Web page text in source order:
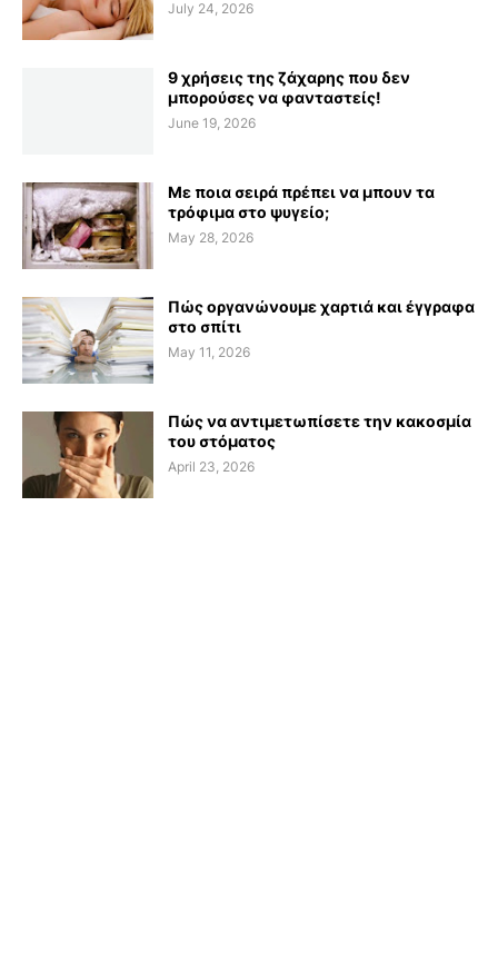
July 24, 2026
9 χρήσεις της ζάχαρης που δεν
μπορούσες να φανταστείς!
June 19, 2026
Με ποια σειρά πρέπει να μπουν τα
τρόφιμα στο ψυγείο;
May 28, 2026
Πώς οργανώνουμε χαρτιά και έγγραφα
στο σπίτι
May 11, 2026
Πώς να αντιμετωπίσετε την κακοσμία
του στόματος
April 23, 2026